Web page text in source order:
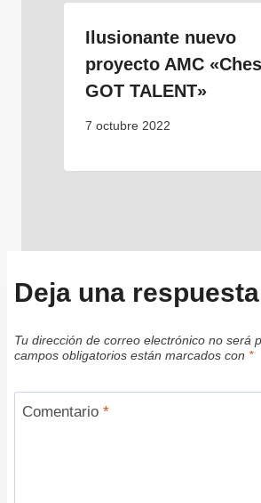
Ilusionante nuevo
proyecto AMC
GOT TALENT»
7 octubre 2022
Deja una respuesta
Tu dirección de correo electrónico no será
campos obligatorios están marcados con *
Comentario *